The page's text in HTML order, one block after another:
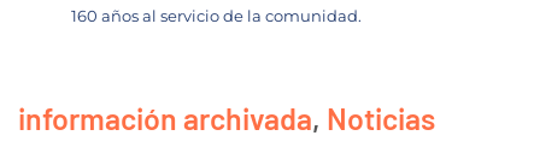
160 años al servicio de la comunidad.
información archivada, Noticias